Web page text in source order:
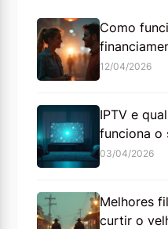
Como
12/04/2026
IPTV e
funciona o
03/04/2026
Melhores
curtir o